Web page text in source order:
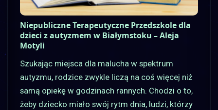
Niepubliczne Terapeutyczne Przedszkole dla
dzieci z autyzmem w Białymstoku – Aleja
Motyli
Szukając miejsca dla malucha w spektrum
autyzmu, rodzice zwykle liczą na coś więcej niż
samą opiekę w godzinach rannych. Chodzi o to,
żeby dziecko miało swój rytm dnia, ludzi, którzy